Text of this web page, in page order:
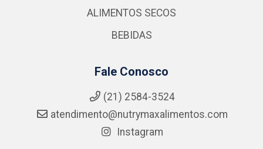
ALIMENTOS SECOS
BEBIDAS
Fale Conosco
(21) 2584-3524
atendimento@nutrymaxalimentos.com
Instagram